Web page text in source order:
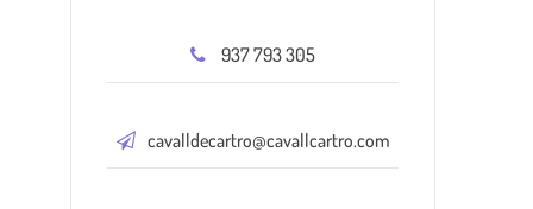
937 793 305
cavalldecartro@cavallcartro.com